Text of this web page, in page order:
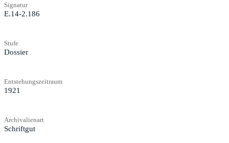
Signatur
E.14-2.186
Stufe
Dossier
Entstehungszeitraum
1921
Archivalienart
Schriftgut